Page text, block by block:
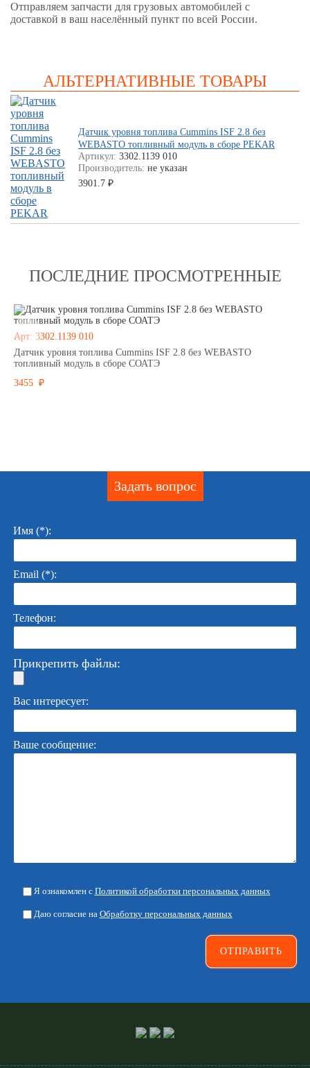
Отправляем запчасти для грузовых автомобилей с
доставкой в ваш населённый пункт по всей России.
АЛЬТЕРНАТИВНЫЕ ТОВАРЫ
Датчик уровня топлива Cummins ISF 2.8 без
WEBASTO топливный модуль в сборе PEKAR
Артикул:3302.1139 010
Производитель:не указан
3901.7₽
ПОСЛЕДНИЕ ПРОСМОТРЕННЫЕ
Арт: 3302.1139 010
Датчик уровня топлива Cummins ISF 2.8 без WEBASTO
топливный модуль в сборе СОАТЭ
3455 ₽
Задать вопрос
Имя (*):
Email (*):
Телефон:
Прикрепить файлы:
Вас интересует:
Ваше сообщение:
Я ознакомлен с Политикой обработки персональных данных
Даю согласие на Обработку персональных данных